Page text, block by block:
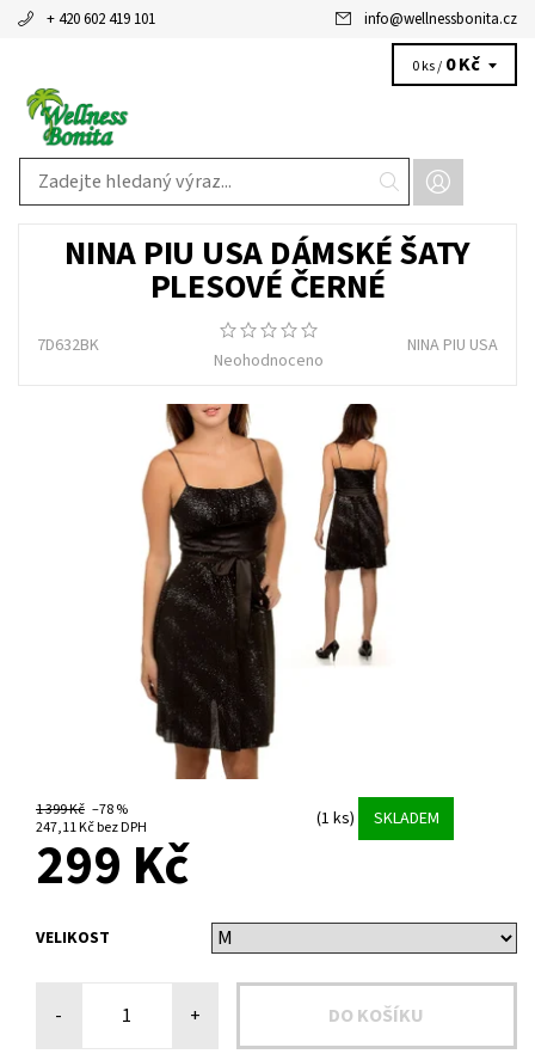
+ 420 602 419 101 info@wellnessbonita.cz
0 ks / 0 Kč
NINA PIU USA DÁMSKÉ ŠATY
PLESOVÉ ČERNÉ
7D632BK
Neohodnoceno
NINA PIU USA
1 399 Kč –78 %
247,11 Kč bez DPH
(1 ks) SKLADEM
299 Kč
VELIKOST
- +